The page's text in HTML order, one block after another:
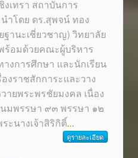
เทรา สถาบันการ
ำโดย ดร.สุพจน์ ทอง
ฐานะเชี่ยวชาญ) วิทยาลัย
ร้อมด้วยคณะผู้บริหาร
งการศึกษา และนักเรียน
งราชสักการะและวาง
ยพระพรชัยมงคล เนื่อง
มพรรษา ๙๓ พรรษา ๑๒
ะนางเจ้าสิริกิติ์...
ดูรายละเอียด